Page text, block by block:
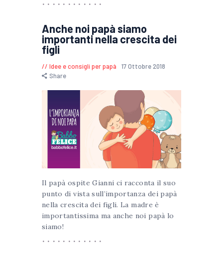
Anche noi papà siamo
importanti nella crescita dei
figli
Idee e consigli per papà
17 Ottobre 2018
Share
Il papà ospite Gianni ci racconta il suo
punto di vista sull’importanza dei papà
nella crescita dei figli. La madre è
importantissima ma anche noi papà lo
siamo!